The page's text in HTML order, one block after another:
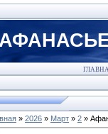
» 2026 » Март » 2 »